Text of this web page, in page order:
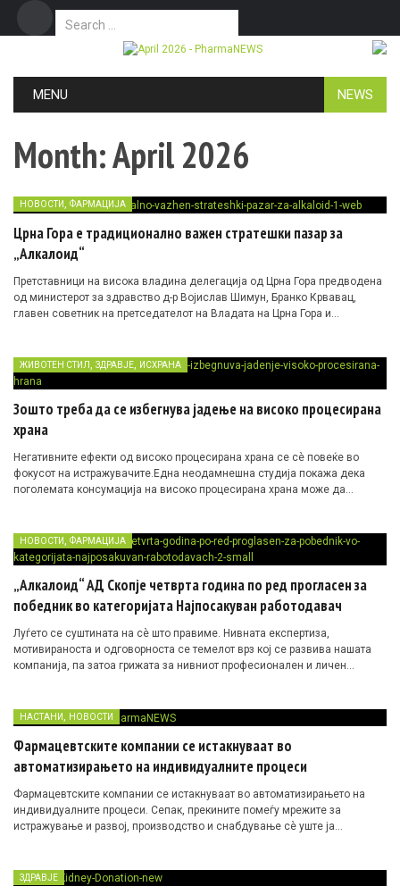
Search for:
MENU NEWS
Month:April 2026
НОВОСТИ, ФАРМАЦИЈА
Црна Гора e традиционално важен стратешки пазар за
„Алкалоид“
Претставници на висока владина делегација од Црна Гора предводена
од министерот за здравство д-р Војислав Шимун, Бранко Крвавац,
главен советник на претседателот на Владата на Црна Гора и
фокус на зајакнување на соработката.
ЖИВОТЕН СТИЛ, ЗДРАВЈЕ, ИСХРАНА
Зошто треба да се избегнува јадење на високо процесирана
храна
Негативните ефекти од високо процесирана храна се сè повеќе во
фокусот на истражувачите.Една неодамнешна студија покажа дека
поголемата консумација на високо процесирана храна може да…
НОВОСТИ, ФАРМАЦИЈА
„Алкалоид“ АД Скопје четврта година по ред прогласен за
победник во категоријата Најпосакуван работодавач
Луѓето се суштината на сè што правиме. Нивната експертиза,
мотивираноста и одговорноста се темелот врз кој се развива нашата
компанија, па затоа грижата за нивниот професионален и личен
НАСТАНИ, НОВОСТИ
Фармацевтските компании се истакнуваат во
автоматизирањето на индивидуалните процеси
Фармацевтските компании се истакнуваат во автоматизирањето на
индивидуалните процеси. Сепак, прекините помеѓу мрежите за
истражување и развој, производство и снабдување сè уште ја
ЗДРАВЈЕ